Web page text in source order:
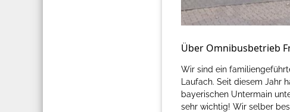
Über Omnibusbetrieb
Wir sind ein
Laufach. Seit diesem
bayerischen Untermain
sehr wichtig! Wir selber